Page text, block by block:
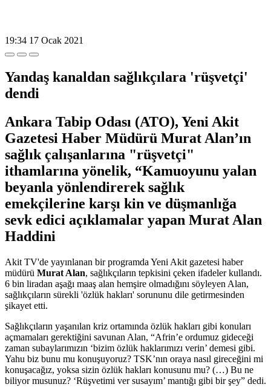
19:34 17 Ocak 2021
Yandaş kanaldan sağlıkçılara 'rüşvetçi'
dendi
Ankara Tabip Odası (ATO), Yeni Akit
Gazetesi Haber Müdürü Murat Alan’ın
sağlık çalışanlarına "rüşvetçi"
ithamlarına yönelik, “Kamuoyunu yalan
beyanla yönlendirerek sağlık
emekçilerine karşı kin ve düşmanlığa
sevk edici açıklamalar yapan Murat Alan
Haddini
Akit TV'de yayınlanan bir programda Yeni Akit gazetesi haber
müdürü Murat Alan, sağlıkçıların tepkisini çeken ifadeler kullandı.
6 bin liradan aşağı maaş alan hemşire olmadığını söyleyen Alan,
sağlıkçıların sürekli 'özlük hakları' sorununu dile getirmesinden
şikayet etti.
Sağlıkçıların yaşanılan kriz ortamında özlük hakları gibi konuları
açmamaları gerektiğini savunan Alan, “Afrin’e ordumuz gideceği
zaman subaylarımızın ‘bizim özlük haklarımızı verin’ demesi gibi.
Yahu biz bunu mu konuşuyoruz? TSK’nın oraya nasıl gireceğini mi
konuşacağız, yoksa sizin özlük hakları konusunu mu? (…) Bu ne
biliyor musunuz? ‘Rüşvetimi ver susayım’ mantığı gibi bir şey” dedi.